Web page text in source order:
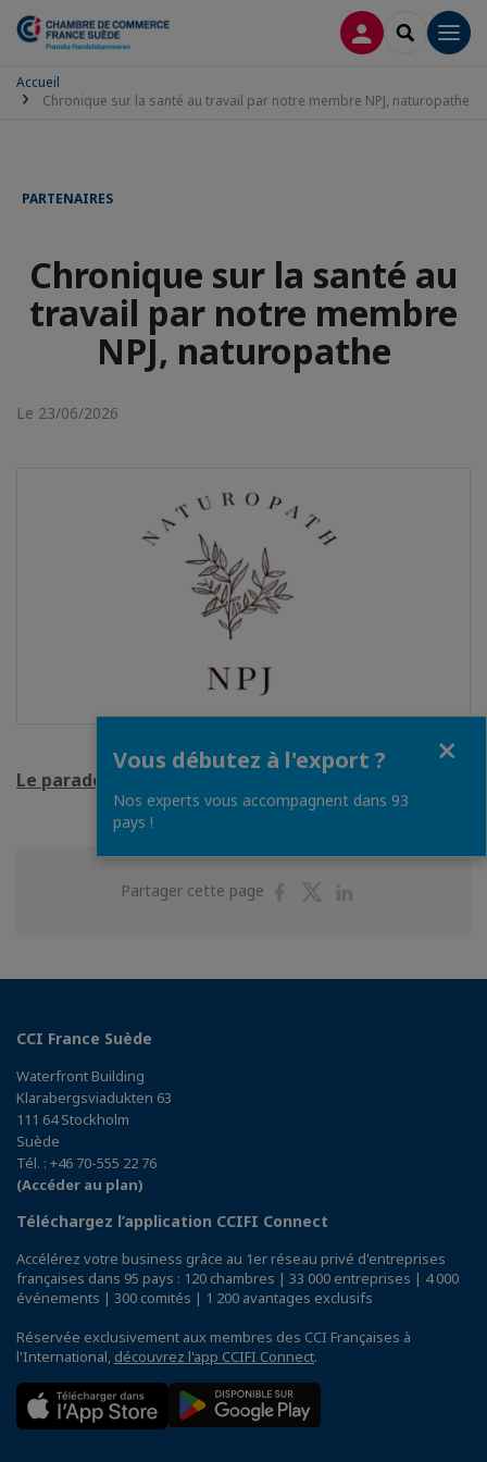
CONNEXION
Accueil
Chronique sur la santé au travail par notre membre NPJ, naturopathe
PARTENAIRES
Chronique sur la santé au
travail par notre membre
NPJ, naturopathe
Le 23/06/2026
Le paradoxe des vacances - Chronique 1
Partager cette page
PartagerPartager
CCI France Suède
Waterfront Building
Klarabergsviadukten 63
111 64 Stockholm
Suède
Tél. : +46 70-555 22 76
(Accéder au plan)
Téléchargez l’application CCIFI Connect
Accélérez votre business grâce au 1er réseau privé d'entreprises
françaises dans 95 pays : 120 chambres | 33 000 entreprises | 4 000
événements | 300 comités | 1 200 avantages exclusifs
Réservée exclusivement aux membres des CCI Françaises à
l'International, découvrez l'app CCIFI Connect.
Vous débutez à l'export ?
Nos experts vous accompagnent dans 93
pays !